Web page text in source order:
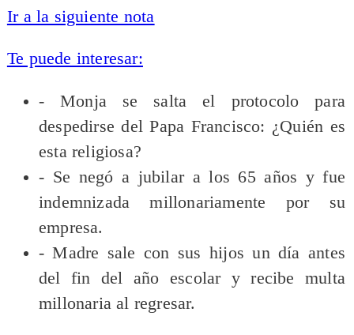
Ir a la siguiente nota
Te puede interesar:
- Monja se salta el protocolo para
despedirse del Papa Francisco: ¿Quién es
esta religiosa?
- Se negó a jubilar a los 65 años y fue
indemnizada millonariamente por su
empresa.
- Madre sale con sus hijos un día antes
del fin del año escolar y recibe multa
millonaria al regresar.